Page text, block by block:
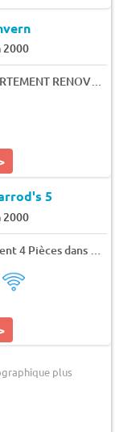
2000
2* SUPERBE APPARTEMENT RENOVE AVEC VUE SUR PISTES - 6 pers. - 55m2 - TV
5
2000
plus